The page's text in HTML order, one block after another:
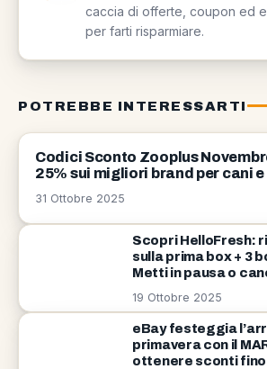
caccia di offerte, coupon ed
per farti risparmiare.
POTREBBE INTERESSARTI
COUPON
Codici Sconto Zooplus
25% sui migliori brand per cani
31 Ottobre 2025
Scopri HelloFresh:
sulla prima box + 3
Metti in pausa o
19 Ottobre 2025
eBay festeggia
primavera con il
ottenere sconti fino